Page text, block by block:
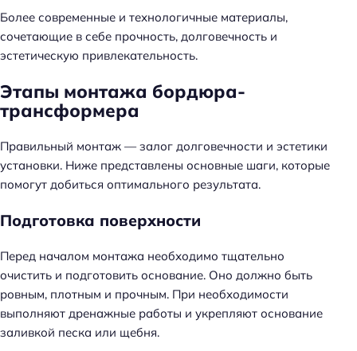
Более современные и технологичные материалы,
сочетающие в себе прочность, долговечность и
эстетическую привлекательность.
Этапы монтажа бордюра-
трансформера
Правильный монтаж — залог долговечности и эстетики
установки. Ниже представлены основные шаги, которые
помогут добиться оптимального результата.
Подготовка поверхности
Перед началом монтажа необходимо тщательно
очистить и подготовить основание. Оно должно быть
ровным, плотным и прочным. При необходимости
выполняют дренажные работы и укрепляют основание
заливкой песка или щебня.